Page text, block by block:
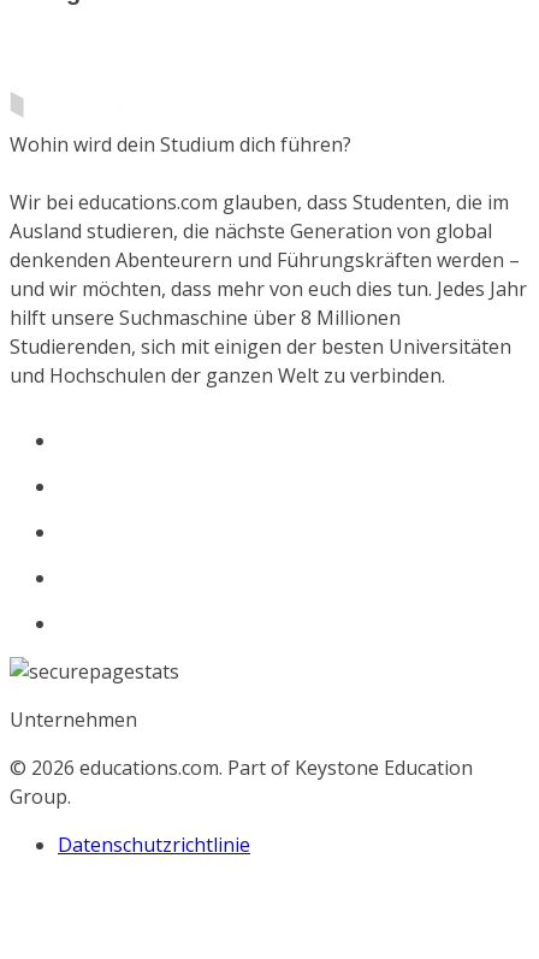
Wohin wird dein Studium dich führen?
Wir bei educations.com glauben, dass Studenten, die im
Ausland studieren, die nächste Generation von global
denkenden Abenteurern und Führungskräften werden –
und wir möchten, dass mehr von euch dies tun. Jedes Jahr
hilft unsere Suchmaschine über 8 Millionen
Studierenden, sich mit einigen der besten Universitäten
und Hochschulen der ganzen Welt zu verbinden.
Unternehmen
© 2026 educations.com. Part of Keystone Education
Group.
Datenschutzrichtlinie